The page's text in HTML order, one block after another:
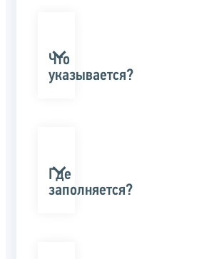
Что
указывается?
Где
заполняется?